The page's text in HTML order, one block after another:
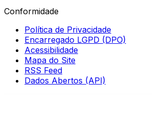
Conformidade
Política de Privacidade
Encarregado LGPD (DPO)
Acessibilidade
Mapa do Site
RSS Feed
Dados Abertos (API)